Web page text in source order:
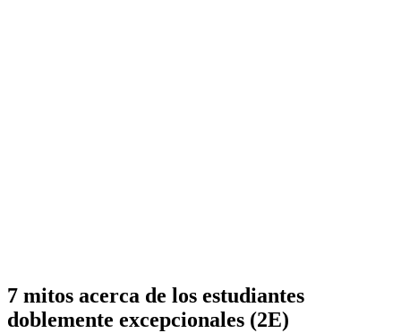
7 mitos acerca de los estudiantes
doblemente excepcionales (2E)